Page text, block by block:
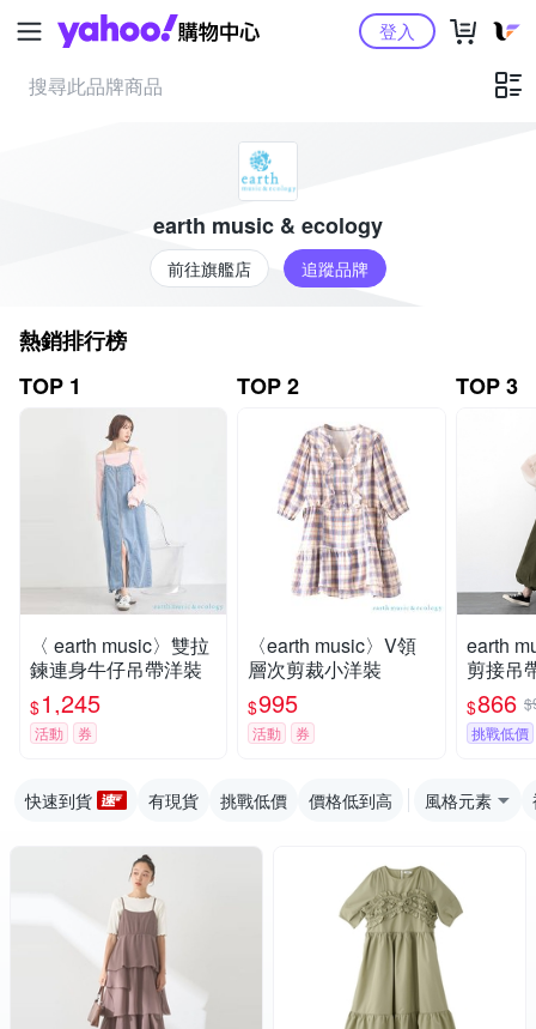
Yahoo購物中心登入
earth music & ecology
前往旗艦店 追蹤品牌
熱銷排行榜
TOP 1
〈 earth music〉雙拉
鍊連身牛仔吊帶洋裝
$1,245
活動 券
TOP 2
〈earth music〉V領
層次剪裁小洋裝
$995
活動 券
TOP 3
earth music
剪接吊
$866
挑戰低價
快速到貨 有現貨 挑戰低價 價格低到高 風格元素